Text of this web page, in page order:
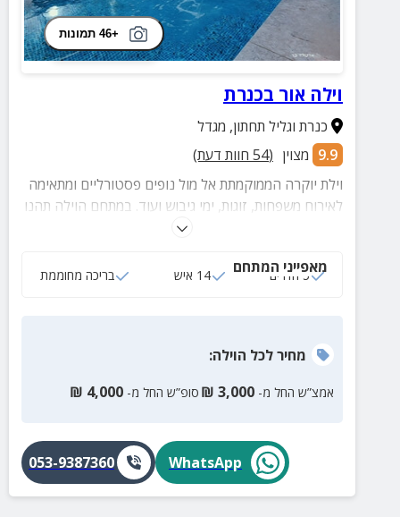
+46 תמונות
וילה אור בכנרת
כנרת וגליל תחתון, מגדל
9.9 מצוין (
54 חוות דעת)
וילת יוקרה הממוקמתת אל מול נופים פסטורליים ומתאימה
לאירוח משפחות, זוגות, ימי גיבוש ועוד. במתחם הוילה תהנו
מבריכה מגודרת המחוממת בחורף, ג'קוזי זרמים גדול,
מפנקים, 5 חדרי שינה ועוד ים פינוקים!
מאפייני המתחם
5 חדרים 14 איש בריכה מחוממת
מחירלכל הוילה:
אמצ”ש החל מ- 3,000
₪ סופ”ש החל מ- 4,000
₪
WhatsApp
053-9387360